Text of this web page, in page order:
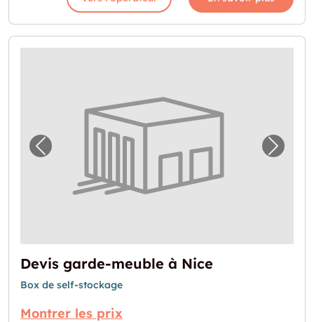
Image précédente pour "Devis garde-
Devis garde-meuble à Nice
Box de self-stockage
Montrer les prix